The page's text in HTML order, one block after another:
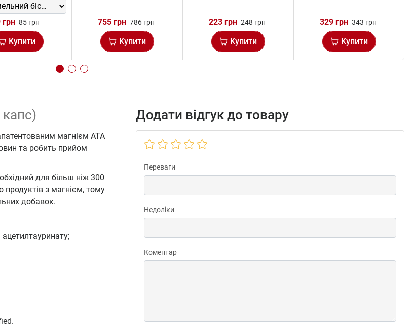
грн 85 грн
Купити
755 грн 786 грн
Купити
223 грн 248 грн
Купити
329 грн 343 грн
Купити
магнієм ATA
та робить прийом
для більш ніж 300
продуктів з магнієм, тому
добавок.
Додати відгук до товару
Переваги
Недоліки
Коментар